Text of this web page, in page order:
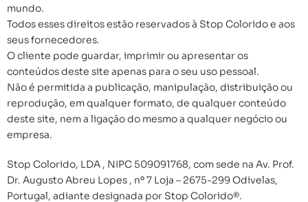
mundo.
Todos esses direitos estão reservados à Stop Colorido e aos
seus fornecedores.
O cliente pode guardar, imprimir ou apresentar os
conteúdos deste site apenas para o seu uso pessoal.
Não é permitida a publicação, manipulação, distribuição ou
reprodução, em qualquer formato, de qualquer conteúdo
deste site, nem a ligação do mesmo a qualquer negócio ou
empresa.
Stop Colorido, LDA , NIPC 509091768, com sede na Av. Prof.
Dr. Augusto Abreu Lopes , nº 7 Loja – 2675-299 Odivelas,
Portugal, adiante designada por Stop Colorido®.